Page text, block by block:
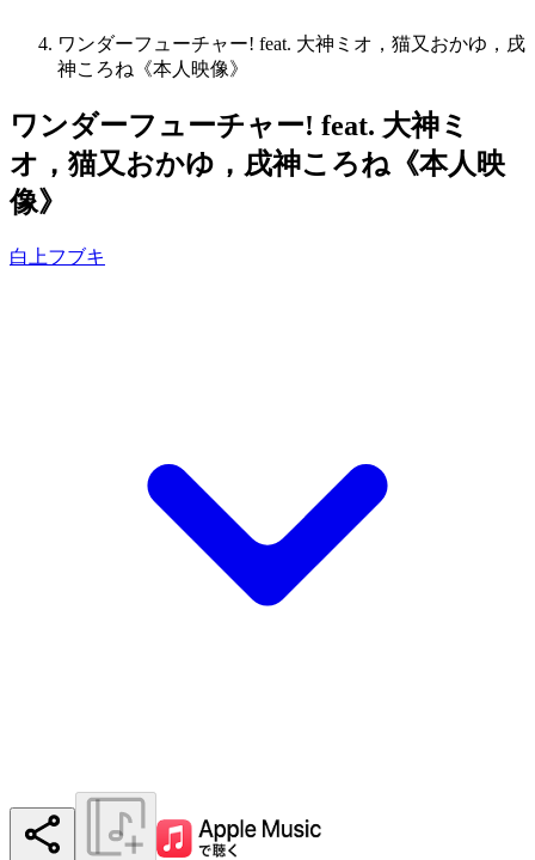
ワンダーフューチャー! feat. 大神ミオ，猫又おかゆ，戌
神ころね《本人映像》
ワンダーフューチャー! feat. 大神ミ
オ，猫又おかゆ，戌神ころね《本人映
像》
白上フブキ